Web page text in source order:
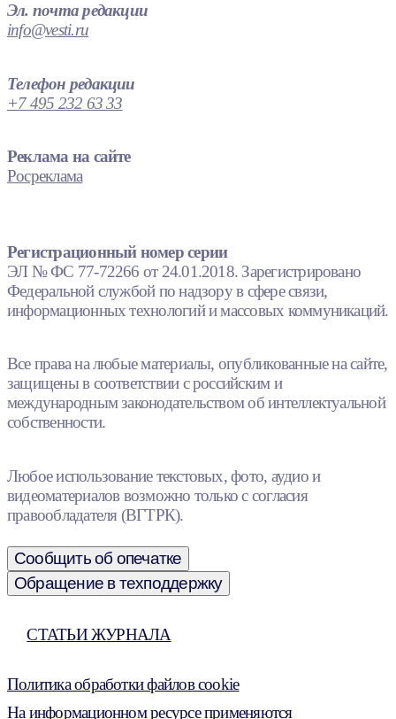
Эл. почта редакции
info@vesti.ru
Телефон редакции
+7 495 232 63 33
Реклама на сайте
Росреклама
Регистрационный номер серии
ЭЛ № ФС 77-72266 от 24.01.2018. Зарегистрировано
Федеральной службой по надзору в сфере связи,
информационных технологий и массовых коммуникаций.
Все права на любые материалы, опубликованные на сайте,
защищены в соответствии с российским и
международным законодательством об интеллектуальной
собственности.
Любое использование текстовых, фото, аудио и
видеоматериалов возможно только с согласия
правообладателя (ВГТРК).
Сообщить об опечатке
Обращение в техподдержку
СТАТЬИ ЖУРНАЛА
Политика обработки файлов cookie
На информационном ресурсе применяются